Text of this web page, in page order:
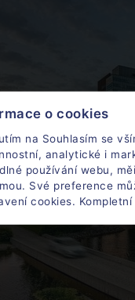
o cookies
na Souhlasím se
analytické i
používání webu,
Své preference
cookies. Kompletní